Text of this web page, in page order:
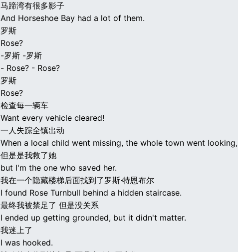
马蹄湾有很多影子
And Horseshoe Bay had a lot of them.
罗斯
Rose?
-罗斯 -罗斯
- Rose? - Rose?
罗斯
Rose?
检查每一辆车
Want every vehicle cleared!
一人失踪全镇出动
When a local child went missing, the whole town went looking,
但是是我救了她
but I'm the one who saved her.
我在一个隐藏楼梯后面找到了罗斯·特恩布尔
I found Rose Turnbull behind a hidden staircase.
最终我被禁足了 但是没关系
I ended up getting grounded, but it didn't matter.
我迷上了
I was hooked.